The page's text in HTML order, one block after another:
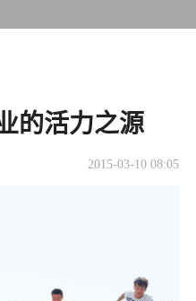
的活力之源
2015-03-10 08:05